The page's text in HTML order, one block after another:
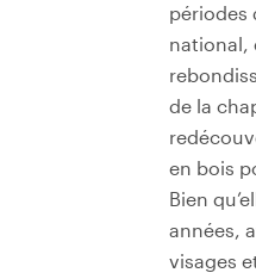
périodes
national,
de la
en bois
Bien
années,
visages